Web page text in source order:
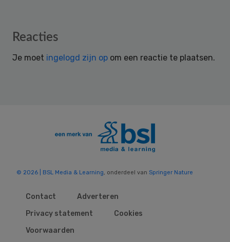
Reader
Reacties
Je moet ingelogd zijn op om een reactie te plaatsen.
© 2026 | BSL Media & Learning, onderdeel van Springer Nature
Contact
Adverteren
Privacy statement
Cookies
Voorwaarden